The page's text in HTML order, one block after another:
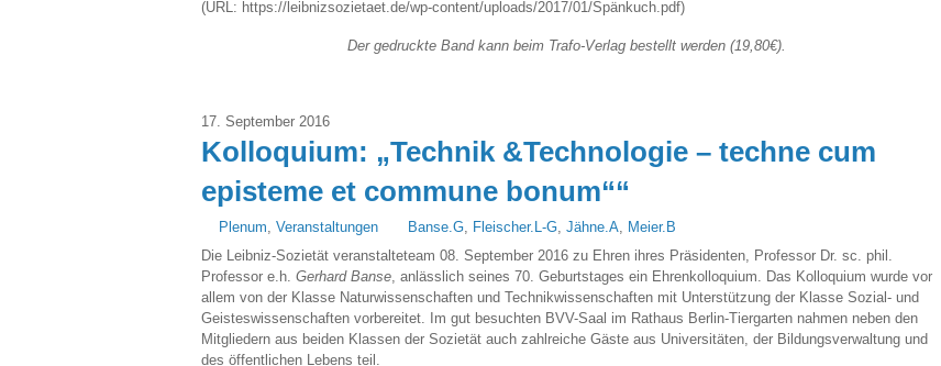
(URL: https://leibnizsozietaet.de/wp-content/uploads/2017/01/Spänkuch.pdf)
Der gedruckte Band kann beim Trafo-Verlag bestellt werden (19,80€).
17. September 2016
Kolloquium: „Technik &Technologie – techne cum
episteme et commune bonum““
Plenum Veranstaltungen Banse.G Fleischer.L-G Jähne.A
Meier.B
Die Leibniz-Sozietät veranstalteteam 08. September 2016 zu Ehren ihres Präsidenten, Professor Dr. sc. phil.
Professor e.h. Gerhard Banse , anlässlich seines 70. Geburtstages ein Ehrenkolloquium. Das Kolloquium wurde vor
allem von der Klasse Naturwissenschaften und Technikwissenschaften mit Unterstützung der Klasse Sozial- und
Geisteswissenschaften vorbereitet. Im gut besuchten BVV-Saal im Rathaus Berlin-Tiergarten nahmen neben den
Mitgliedern aus beiden Klassen der Sozietät auch zahlreiche Gäste aus Universitäten, der Bildungsverwaltung und
des öffentlichen Lebens teil.